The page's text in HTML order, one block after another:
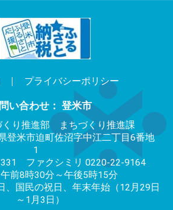
プライバシーポリシー
い合わせ： 登米市
くり推進部 まちづくり推進課
登米市迫町佐沼字中江二丁目6番地
1
ファクシミリ 0220-22-9164
前8時30分～午後5時15分
、国民の祝日、年末年始（12月29日
～1月3日）